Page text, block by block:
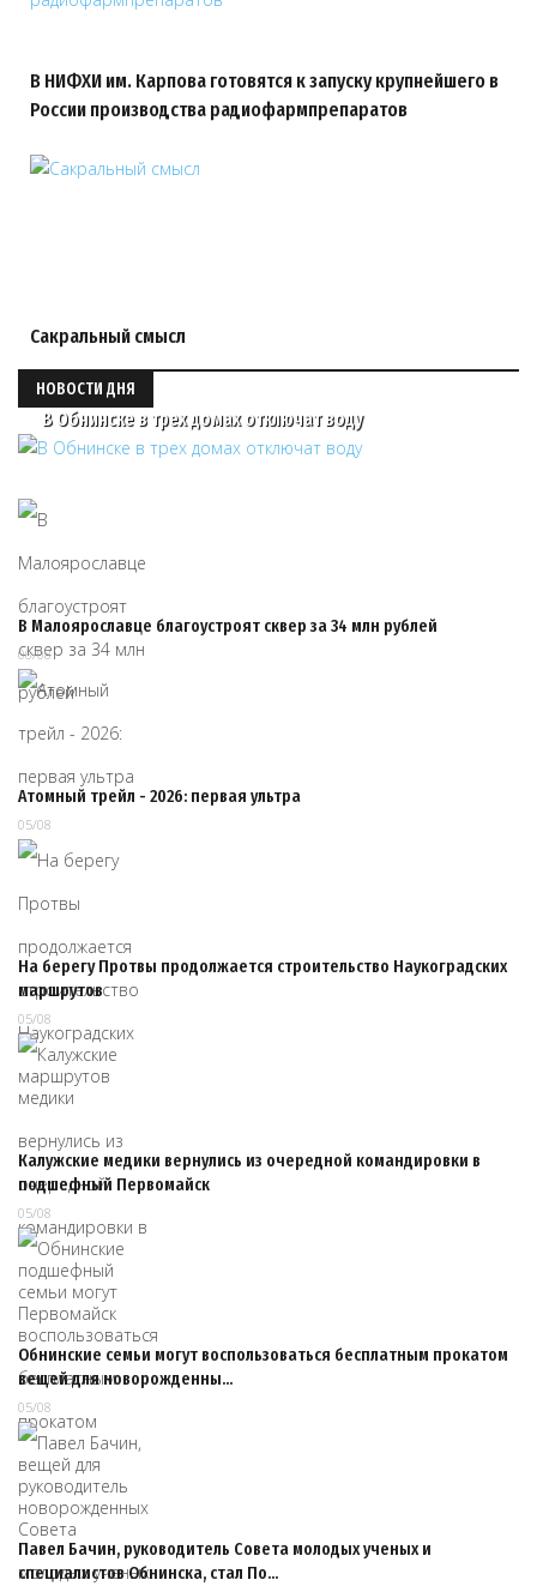
В НИФХИ им. Карпова готовятся к запуску крупнейшего в
России производства радиофармпрепаратов
Сакральный смысл
НОВОСТИ ДНЯ
В Обнинске в трех домах отключат воду
В Малоярославце благоустроят сквер за 34 млн рублей
06/08
Атомный трейл - 2026: первая ультра
05/08
На берегу Протвы продолжается строительство Наукоградских
маршрутов
05/08
Калужские медики вернулись из очередной командировки в
подшефный Первомайск
05/08
Обнинские семьи могут воспользоваться бесплатным прокатом
вещей для новорожденны…
05/08
Павел Бачин, руководитель Совета молодых ученых и
специалистов Обнинска, стал По…